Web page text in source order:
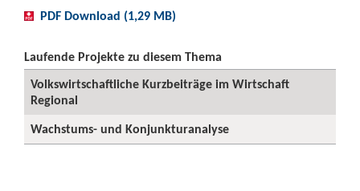
PDF Download (1,29 MB)
Laufende Projekte zu diesem Thema
Volkswirtschaftliche Kurzbeiträge im Wirtschaft
Regional
Wachstums- und Konjunkturanalyse